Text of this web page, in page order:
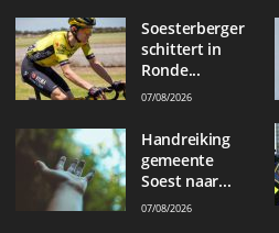
Soesterberger
schittert in
Ronde...
07/08/2026
Handreiking
gemeente
Soest naar...
07/08/2026